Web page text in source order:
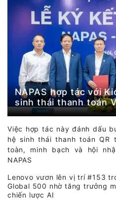
NAPAS hợp tác với
sinh thái thanh toán
Việc hợp tác này đánh dấu
hệ sinh thái thanh toán QR
toàn, minh bạch và hội
NAPAS
Lenovo vươn lên vị trí #153
Global 500 nhờ tăng trưởng
chiến lược AI